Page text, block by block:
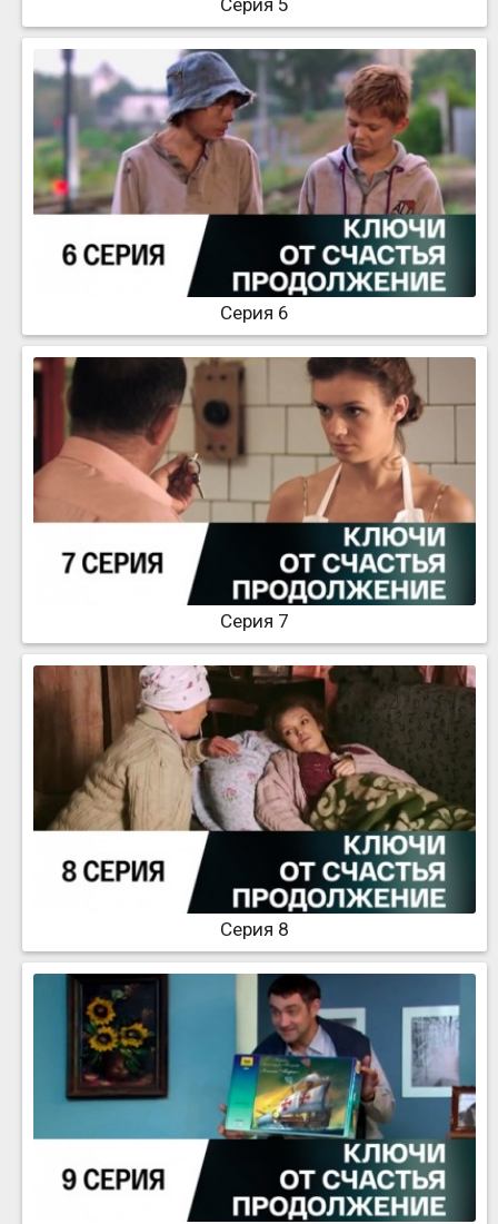
Серия 6
Серия 7
Серия 8